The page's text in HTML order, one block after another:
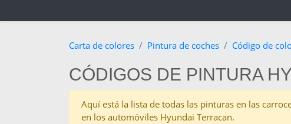
Carta de colores Pintura de coches Código de
CÓDIGOS DE PINTURA
Aquí está la lista de todas las pinturas en las
en los automóviles Hyundai Terracan.